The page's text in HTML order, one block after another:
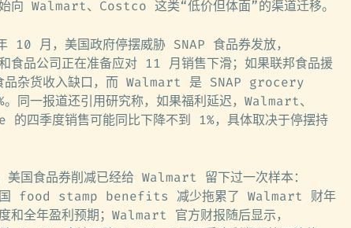
向 Walmart、Costco 这类“低价但体面”的渠道迁移。
10 月，美国政府停摆威胁 SNAP 食品券发放，
品公司正在准备应对 11 月销售下滑；如果联邦食品援
品杂货收入缺口，而 Walmart 是 SNAP grocery
一报道还引用研究称，如果福利延迟，Walmart、
度销售可能同比下降不到 1%，具体取决于停摆持
国食品券削减已经给 Walmart 留下过一次样本：
国 food stamp benefits 减少拖累了 Walmart 财年
和全年盈利预期；Walmart 官方财报随后显示，